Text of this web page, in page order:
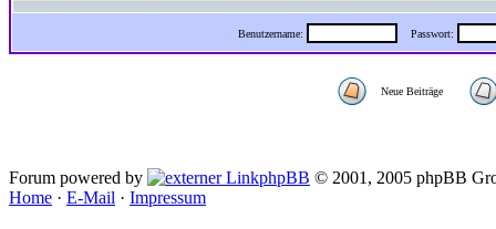
Benutzername: Passwort:
Neue Beiträge
Forum powered by phpBB © 2001, 2005 phpBB
Home · E-Mail · Impressum